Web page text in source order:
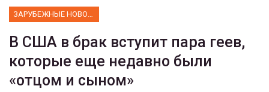
ЗАРУБЕЖНЫЕ НОВОСТИ
В США в брак вступит пара геев,
которые еще недавно были
«отцом и сыном»